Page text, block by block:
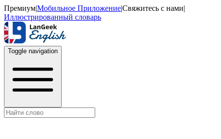
Премиум|Мобильное Приложение|Свяжитесь с нами|
Иллюстрированный словарь
Toggle navigation